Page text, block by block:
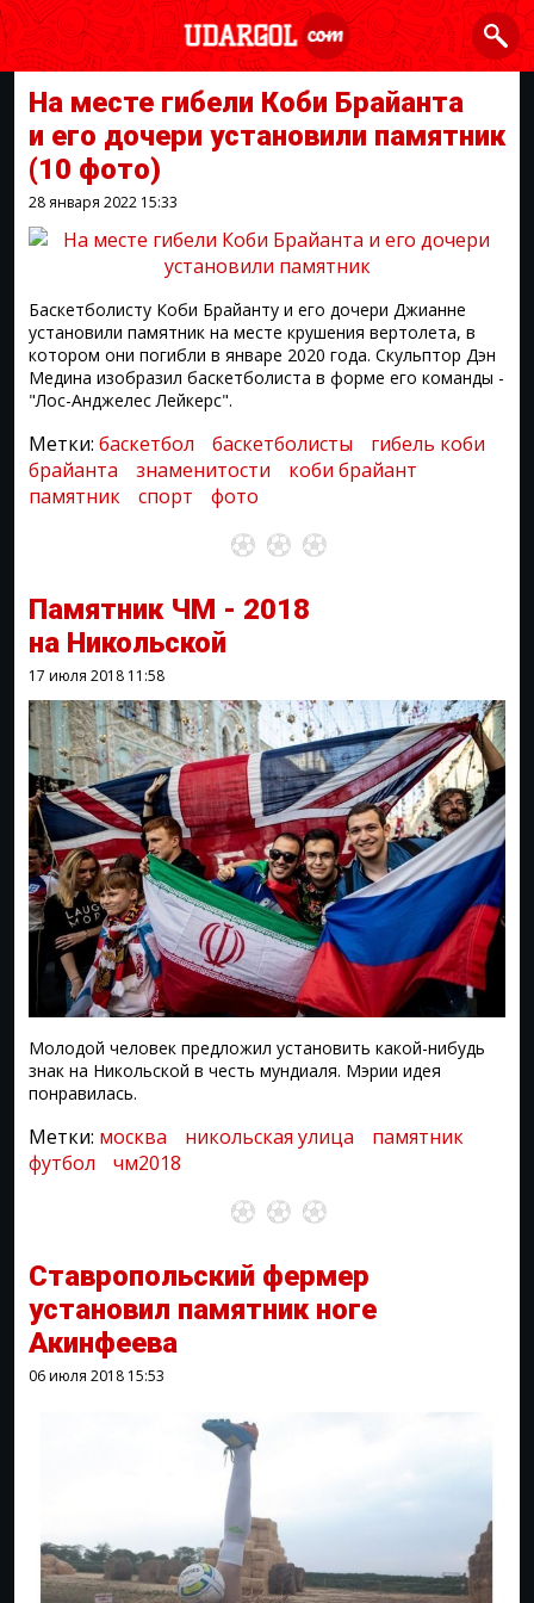
На месте гибели Коби Брайанта
и его дочери установили памятник
(10 фото)
28 января 2022 15:33
Баскетболисту Коби Брайанту и его дочери Джианне
установили памятник на месте крушения вертолета, в
котором они погибли в январе 2020 года. Скульптор Дэн
Медина изобразил баскетболиста в форме его команды -
"Лос-Анджелес Лейкерс".
Метки: баскетбол баскетболисты
гибель коби
брайанта
знаменитости
коби брайант
памятник
спорт фото
Памятник ЧМ - 2018
на Никольской
17 июля 2018 11:58
Молодой человек предложил установить какой-нибудь
знак на Никольской в честь мундиаля. Мэрии идея
понравилась.
Метки: москва никольская улица
памятник
футбол
чм2018
Ставропольский фермер
установил памятник ноге
Акинфеева
06 июля 2018 15:53